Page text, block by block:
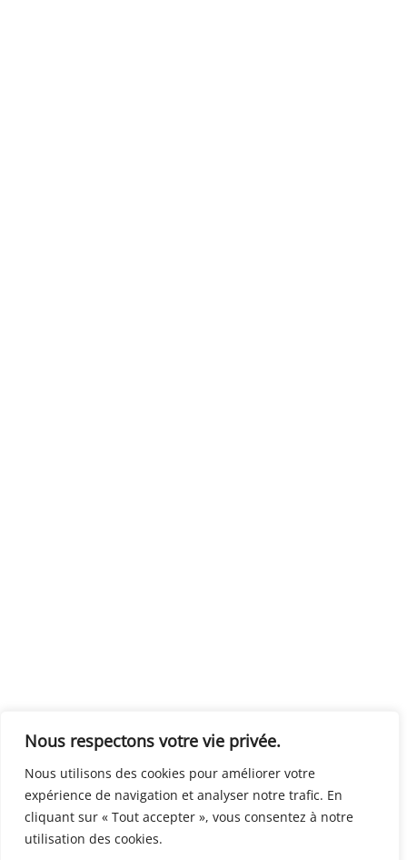
Nous respectons votre vie privée.
Nous utilisons des cookies pour améliorer votre
expérience de navigation et analyser notre trafic. En
cliquant sur « Tout accepter », vous consentez à notre
utilisation des cookies.